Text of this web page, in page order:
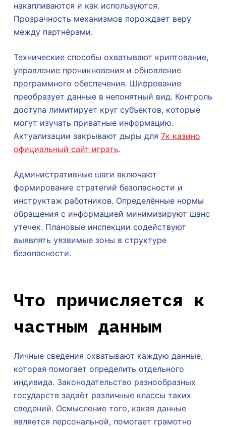
накапливаются и как используются.
Прозрачность механизмов порождает веру
между партнёрами.
Технические способы охватывают криптование,
управление проникновения и обновление
программного обеспечения. Шифрование
преобразует данные в непонятный вид. Контроль
доступа лимитирует круг субъектов, которые
могут изучать приватные информацию.
Актуализации закрывают дыры для 7к казино
официальный сайт играть.
Административные шаги включают
формирование стратегий безопасности и
инструктаж работников. Определённые нормы
обращения с информацией минимизируют шанс
утечек. Плановые инспекции содействуют
выявлять уязвимые зоны в структуре
безопасности.
Что причисляется к
частным данным
Личные сведения охватывают каждую данные,
которая помогает определить отдельного
индивида. Законодательство разнообразных
государств задаёт различные классы таких
сведений. Осмысление того, какая данные
является персональной, помогает грамотно